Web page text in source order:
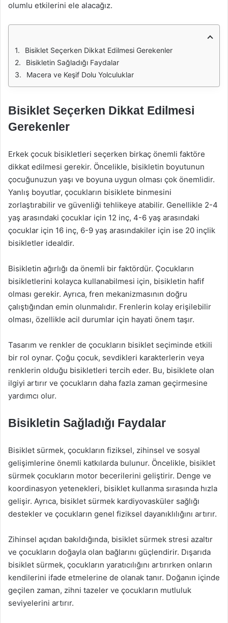
olumlu etkilerini ele alacağız.
Bisiklet Seçerken Dikkat Edilmesi Gerekenler
Bisikletin Sağladığı Faydalar
Macera ve Keşif Dolu Yolculuklar
Bisiklet Seçerken Dikkat Edilmesi
Gerekenler
Erkek çocuk bisikletleri seçerken birkaç önemli faktöre
dikkat edilmesi gerekir. Öncelikle, bisikletin boyutunun
çocuğunuzun yaşı ve boyuna uygun olması çok önemlidir.
Yanlış boyutlar, çocukların bisiklete binmesini
zorlaştırabilir ve güvenliği tehlikeye atabilir. Genellikle 2-4
yaş arasındaki çocuklar için 12 inç, 4-6 yaş arasındaki
çocuklar için 16 inç, 6-9 yaş arasındakiler için ise 20 inçlik
bisikletler idealdir.
Bisikletin ağırlığı da önemli bir faktördür. Çocukların
bisikletlerini kolayca kullanabilmesi için, bisikletin hafif
olması gerekir. Ayrıca, fren mekanizmasının doğru
çalıştığından emin olunmalıdır. Frenlerin kolay erişilebilir
olması, özellikle acil durumlar için hayati önem taşır.
Tasarım ve renkler de çocukların bisiklet seçiminde etkili
bir rol oynar. Çoğu çocuk, sevdikleri karakterlerin veya
renklerin olduğu bisikletleri tercih eder. Bu, bisiklete olan
ilgiyi artırır ve çocukların daha fazla zaman geçirmesine
yardımcı olur.
Bisikletin Sağladığı Faydalar
Bisiklet sürmek, çocukların fiziksel, zihinsel ve sosyal
gelişimlerine önemli katkılarda bulunur. Öncelikle, bisiklet
sürmek çocukların motor becerilerini geliştirir. Denge ve
koordinasyon yetenekleri, bisiklet kullanma sırasında hızla
gelişir. Ayrıca, bisiklet sürmek kardiyovasküler sağlığı
destekler ve çocukların genel fiziksel dayanıklılığını artırır.
Zihinsel açıdan bakıldığında, bisiklet sürmek stresi azaltır
ve çocukların doğayla olan bağlarını güçlendirir. Dışarıda
bisiklet sürmek, çocukların yaratıcılığını artırırken onların
kendilerini ifade etmelerine de olanak tanır. Doğanın içinde
geçilen zaman, zihni tazeler ve çocukların mutluluk
seviyelerini artırır.